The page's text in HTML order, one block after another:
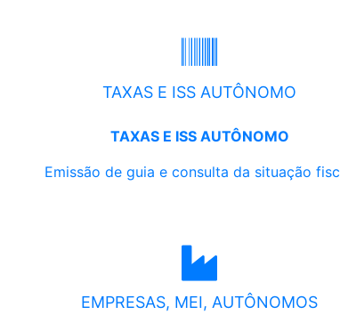
TAXAS E ISS AUTÔNOMO
TAXAS E ISS AUTÔNOMO
Emissão de guia e consulta da situação
EMPRESAS, MEI, AUTÔNOMOS